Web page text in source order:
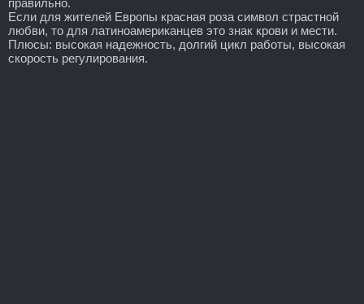
Если для жителей Европы красная роза символ страстной
любви, то для латиноамериканцев это знак крови и мести.
Плюсы: высокая надежность, долгий цикл работы, высокая
скорость регулирования.